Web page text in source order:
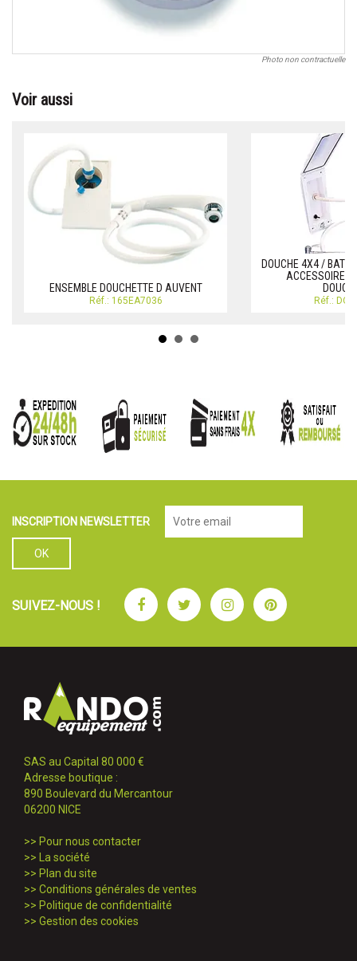
Photo non contractuelle
Voir aussi
ENSEMBLE DOUCHETTE D AUVENT
Réf.: 165EA7036
DOUCHE 4X4 /
ACCESSOIRES
Réf.:
INSCRIPTION NEWSLETTER
SUIVEZ-NOUS ! FacebookTwitterInstagramPinterest
SAS au Capital 80 000 €
Adresse boutique :
890 Boulevard du Mercantour
06200 NICE
>> Pour nous contacter
>> La société
>> Plan du site
>> Conditions générales de ventes
>> Politique de confidentialité
>> Gestion des cookies